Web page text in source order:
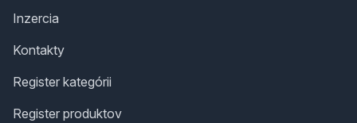
Inzercia
Kontakty
Register kategórii
Register produktov